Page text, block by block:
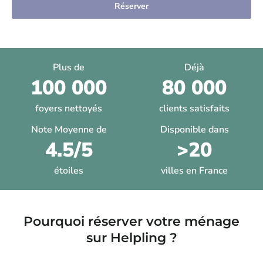
Réserver
Plus de
100 000
foyers nettoyés
Déjà
80 000
clients satisfaits
Note Moyenne de
4.5/5
étoiles
Disponible dans
>20
villes en France
Pourquoi réserver votre ménage
sur Helpling ?